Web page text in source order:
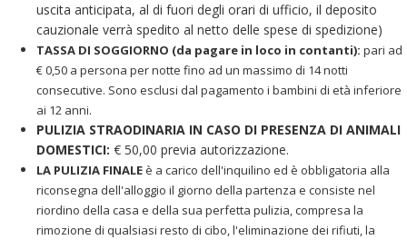
uscita anticipata, al di fuori degli orari di ufficio, il deposito
cauzionale verrà spedito al netto delle spese di spedizione)
TASSA DI SOGGIORNO (da pagare in loco in contanti): pari ad
€ 0,50 a persona per notte fino ad un massimo di 14 notti
consecutive. Sono esclusi dal pagamento i bambini di età inferiore
ai 12 anni.
PULIZIA STRAODINARIA IN CASO DI PRESENZA DI ANIMALI
DOMESTICI: € 50,00 previa autorizzazione.
LA PULIZIA FINALEè a carico dell'inquilino ed è obbligatoria alla
riconsegna dell'alloggio il giorno della partenza e consiste nel
riordino della casa e della sua perfetta pulizia, compresa la
rimozione di qualsiasi resto di cibo, l'eliminazione dei rifiuti, la